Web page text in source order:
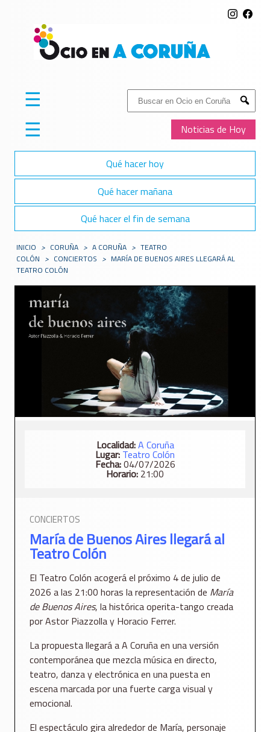
Buscar:
Submit
Noticias de Hoy
☰
☰
Qué hacer hoy
Qué hacer mañana
Qué hacer el fin de semana
INICIO > CORUÑA > A CORUÑA > TEATRO
COLÓN > CONCIERTOS > MARÍA DE BUENOS AIRES LLEGARÁ AL
TEATRO COLÓN
Localidad:A Coruña
Lugar: Teatro Colón
Fecha:04/07/2026
Horario: 21:00
CONCIERTOS
María de Buenos Aires llegará al
Teatro Colón
El Teatro Colón acogerá el próximo 4 de julio de
2026 a las 21:00 horas la representación de María
de Buenos Aires, la histórica operita-tango creada
porAstor Piazzollay Horacio Ferrer.
La propuesta llegará a A Coruña en una versión
contemporánea que mezcla música en directo,
teatro, danza y electrónica en una puesta en
escena marcada por una fuerte carga visual y
emocional.
El espectáculo gira alrededor de María, personaje